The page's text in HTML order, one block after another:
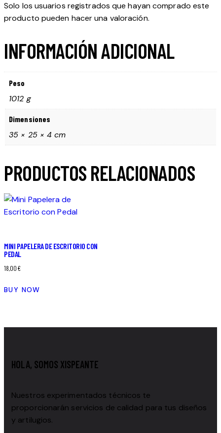
Solo los usuarios registrados que hayan comprado este
producto pueden hacer una valoración.
INFORMACIÓN ADICIONAL
Peso
1012 g
Dimensiones
35 × 25 × 4 cm
PRODUCTOS RELACIONADOS
MINI PAPELERA DE ESCRITORIO CON
PEDAL
18,00€
BUY NOW
HOLA, SOMOS XISPEANTE
Nuestros experimentados técnicos te
proporcionarán servicios de calidad para tus diseños
y artilugios.